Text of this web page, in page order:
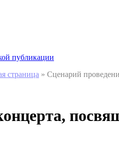
публикации
страница » Сценарий